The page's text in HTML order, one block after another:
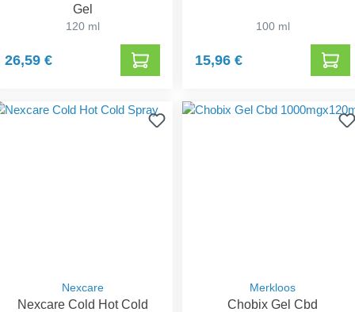
Gel
120 ml
26,59 €
100 ml
15,96 €
Nexcare
Nexcare Cold Hot Cold
Merkloos
Chobix Gel Cbd